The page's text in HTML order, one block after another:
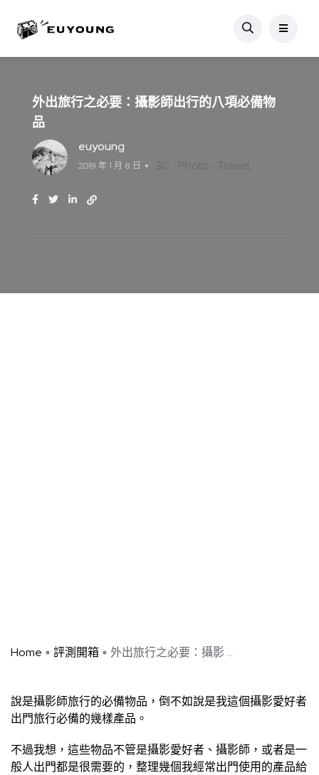
外出旅行之必要：攝影師出行的八項必備物
品
euyoung
2019 年 1 月 8 日 3C Photo Travel
Home 評測開箱 外出旅行之必要：攝影 ...
說是攝影師旅行的必備物品，倒不如說是我這個攝影愛好者
出門旅行必備的幾樣產品。
不過我想，這些物品不管是攝影愛好者、攝影師，或者是一
般人出門都是很需要的，整理幾個我經常出門使用的產品給